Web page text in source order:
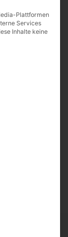
Plattformen
Services
Inhalte keine